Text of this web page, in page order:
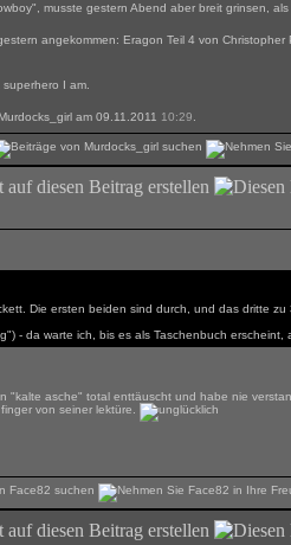
musste gestern Abend aber breit grinsen,
angekommen: Eragon Teil 4 von Christopher
I am.
am 09.11.2011 10:29
Die ersten beiden sind durch, und das dritte
- da warte ich, bis es als Taschenbuch
"kalte asche" total enttäuscht und habe nie
von seiner lektüre.